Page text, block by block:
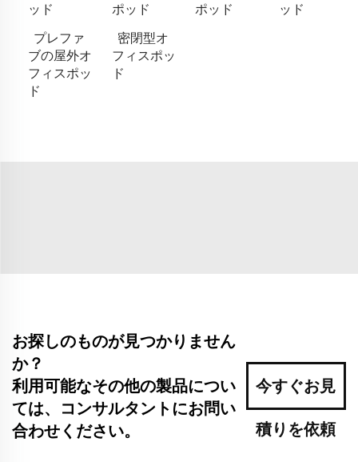
ッド
ポッド
ポッド
ッド
プレファ
ブの屋外オ
フィスポッ
ド
密閉型オ
フィスポッ
ド
お探しのものが見つかりません
か？
利用可能なその他の製品につい
ては、コンサルタントにお問い
合わせください。
今すぐお見
積りを依頼